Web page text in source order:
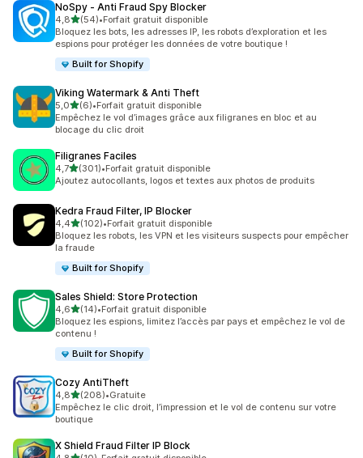
NoSpy ‑ Anti Fraud Spy Blocker
4,8étoile(s) sur 5
(54)
54 avis au total
•Forfait gratuit disponible
Bloquez les bots, les adresses IP, les robots d’exploration et les
espions pour protéger les données de votre boutique !
Built for Shopify
Viking Watermark & Anti Theft
5,0étoile(s) sur 5
(6)
6 avis au total
•Forfait gratuit disponible
Empêchez le vol d’images grâce aux filigranes en bloc et au
blocage du clic droit
Filigranes Faciles
4,7étoile(s) sur 5
(301)
301 avis au total
•Forfait gratuit disponible
Ajoutez autocollants, logos et textes aux photos de produits
Kedra Fraud Filter, IP Blocker
4,4étoile(s) sur 5
(102)
102 avis au total
•Forfait gratuit disponible
Bloquez les robots, les VPN et les visiteurs suspects pour empêcher
la fraude
Built for Shopify
Sales Shield: Store Protection
4,6étoile(s) sur 5
(14)
14 avis au total
•Forfait gratuit disponible
Bloquez les espions, limitez l’accès par pays et empêchez le vol de
contenu !
Built for Shopify
Cozy AntiTheft
4,8étoile(s) sur 5
(208)
208 avis au total
•Gratuite
Empêchez le clic droit, l’impression et le vol de contenu sur votre
boutique
X Shield Fraud Filter IP Block